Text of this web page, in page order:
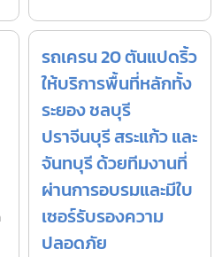
รถเครน 20 ตันแปดริ้ว
ให้บริการพื้นที่หลักทั้ง
ระยอง ชลบุรี
ปราจีนบุรี สระแก้ว และ
จันทบุรี ด้วยทีมงานที่
ผ่านการอบรมและมีใบ
เซอร์รับรองความ
ปลอดภัย